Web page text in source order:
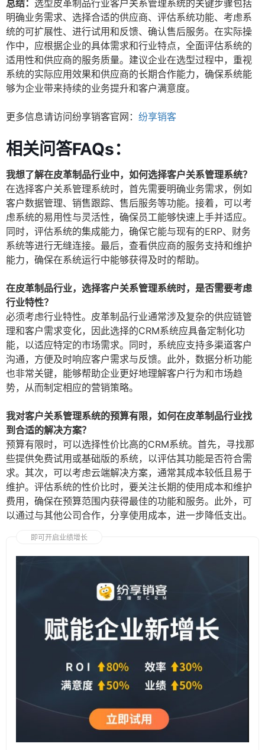
总结： 选型皮革制品行业客户关系管理系统的关键步骤包括
明确业务需求、选择合适的供应商、评估系统功能、考虑系
统的可扩展性、进行试用和反馈、确认售后服务。在实际操
作中，应根据企业的具体需求和行业特点，全面评估系统的
适用性和供应商的服务质量。建议企业在选型过程中，重视
系统的实际应用效果和供应商的长期合作能力，确保系统能
够为企业带来持续的业务提升和客户满意度。
更多信息请访问纷享销客官网： 纷享销客
相关问答FAQs：
我想了解在皮革制品行业中，如何选择客户关系管理系统？
在选择客户关系管理系统时，首先需要明确业务需求，例如
客户数据管理、销售跟踪、售后服务等功能。接着，可以考
虑系统的易用性与灵活性，确保员工能够快速上手并适应。
同时，评估系统的集成能力，确保它能与现有的ERP、财务
系统等进行无缝连接。最后，查看供应商的服务支持和维护
能力，确保在系统运行中能够获得及时的帮助。
在皮革制品行业，选择客户关系管理系统时，是否需要考虑
行业特性？
必须考虑行业特性。皮革制品行业通常涉及复杂的供应链管
理和客户需求变化，因此选择的CRM系统应具备定制化功
能，以适应特定的市场需求。同时，系统应支持多渠道客户
沟通，方便及时响应客户需求与反馈。此外，数据分析功能
也非常关键，能够帮助企业更好地理解客户行为和市场趋
势，从而制定相应的营销策略。
我对客户关系管理系统的预算有限，如何在皮革制品行业找
到合适的解决方案？
预算有限时，可以选择性价比高的CRM系统。首先，寻找那
些提供免费试用或基础版的系统，以评估其功能是否符合需
求。其次，可以考虑云端解决方案，通常其成本较低且易于
维护。评估系统的性价比时，要关注长期的使用成本和维护
费用，确保在预算范围内获得最佳的功能和服务。此外，可
以通过与其他公司合作，分享使用成本，进一步降低支出。
即可开启业绩增长